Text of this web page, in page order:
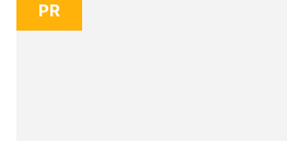
PR